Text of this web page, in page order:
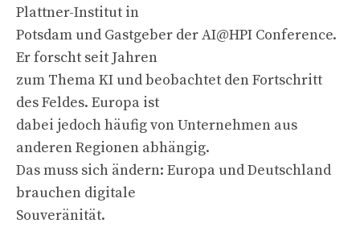
Plattner-Institut in
Potsdam und Gastgeber der AI@HPI Conference.
Er forscht seit Jahren
zum Thema KI und beobachtet den Fortschritt
des Feldes. Europa ist
dabei jedoch häufig von Unternehmen aus
anderen Regionen abhängig.
Das muss sich ändern: Europa und Deutschland
brauchen digitale
Souveränität.